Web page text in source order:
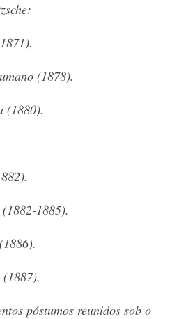
(1878).
(1880).
1885).
póstumos reunidos sob o